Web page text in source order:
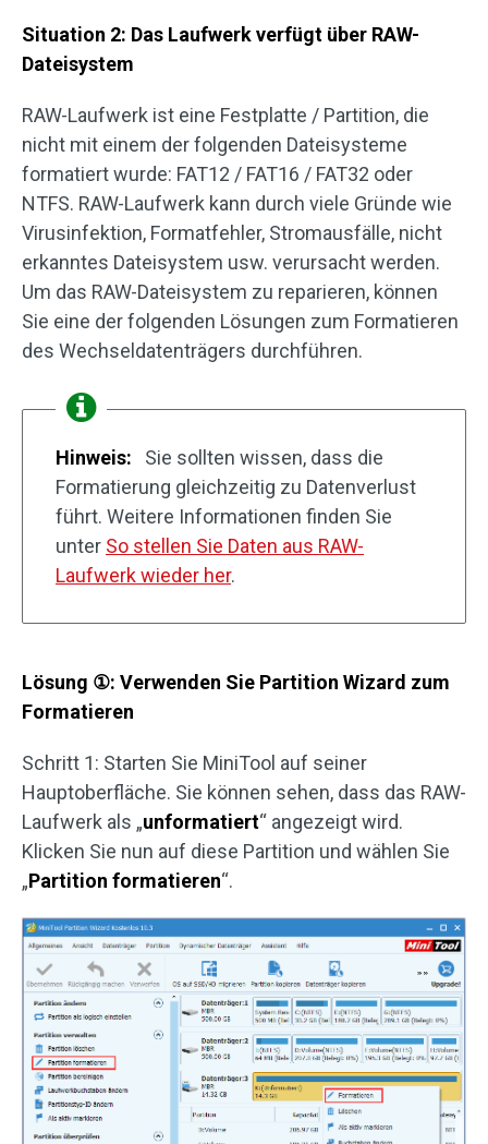
Situation 2: Das Laufwerk verfügt über RAW-
Dateisystem
RAW-Laufwerk ist eine Festplatte / Partition, die
nicht mit einem der folgenden Dateisysteme
formatiert wurde: FAT12 / FAT16 / FAT32 oder
NTFS. RAW-Laufwerk kann durch viele Gründe wie
Virusinfektion, Formatfehler, Stromausfälle, nicht
erkanntes Dateisystem usw. verursacht werden.
Um das RAW-Dateisystem zu reparieren, können
Sie eine der folgenden Lösungen zum Formatieren
des Wechseldatenträgers durchführen.
Hinweis:
Sie sollten wissen, dass die
Formatierung gleichzeitig zu Datenverlust
führt. Weitere Informationen finden Sie
unter So stellen Sie Daten aus RAW-
Laufwerk wieder her.
Lösung ①: Verwenden Sie Partition Wizard zum
Formatieren
Schritt 1: Starten Sie MiniTool auf seiner
Hauptoberfläche. Sie können sehen, dass das RAW-
Laufwerk als „unformatiert“ angezeigt wird.
Klicken Sie nun auf diese Partition und wählen Sie
„Partition formatieren“.